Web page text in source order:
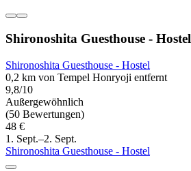
Shironoshita Guesthouse - Hostel
Shironoshita Guesthouse - Hostel
0,2 km von Tempel Honryoji entfernt
9,8/10
Außergewöhnlich
(50 Bewertungen)
48 €
1. Sept.–2. Sept.
Shironoshita Guesthouse - Hostel